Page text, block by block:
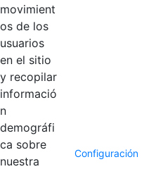
Mostrando el intervalo
movimient
os de los
usuarios
en el sitio
y recopilar
informació
n
demográfi
ca sobre
nuestra
Configuración